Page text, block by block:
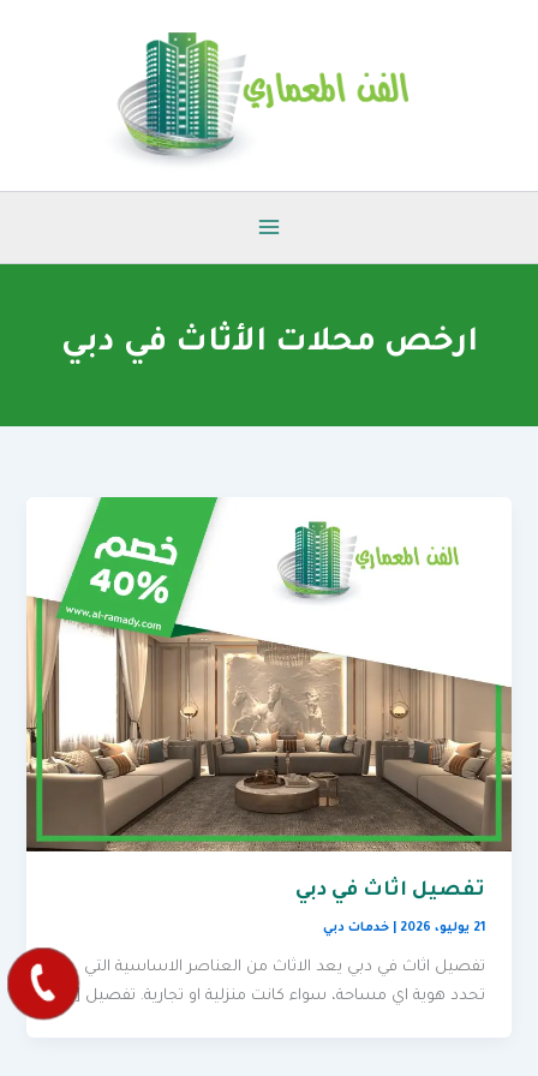
ارخص محلات الأثاث في دبي
تفصيل اثاث في دبي
21 يوليو، 2026 |خدمات دبي
تفصيل اثاث في دبي يعد الاثاث من العناصر الاساسية التي
تحدد هوية اي مساحة، سواء كانت منزلية او تجارية. تفصيل […]